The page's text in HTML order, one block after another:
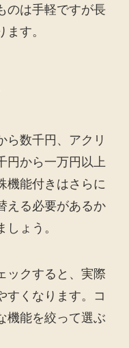
のは手軽ですが長
す。
ら数千円、アクリ
円から一万円以上
機能付きはさらに
える必要があるか
ょう。
ックすると、実際
すくなります。コ
機能を絞って選ぶ